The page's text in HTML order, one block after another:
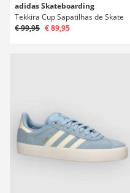
adidas Skateboarding
Tekkira Cup Sapatilhas de Skate
€ 99,95 € 89,95